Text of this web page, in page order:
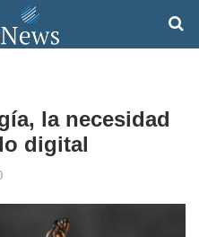
la necesidad
digital